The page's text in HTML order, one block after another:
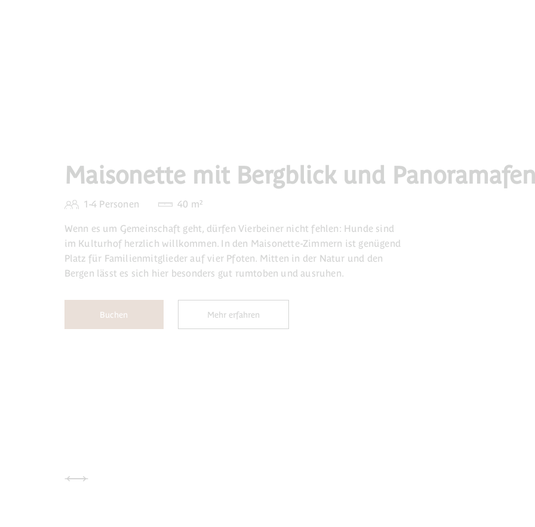
Maisonette mit Bergblick und
1-4 Personen 40 m²
Wenn es um Gemeinschaft geht, dürfen Vierbeiner nicht fehlen: Hunde sind
im Kulturhof herzlich willkommen. In den Maisonette-Zimmern ist genügend
Platz für Familienmitglieder auf vier Pfoten. Mitten in der Natur und den
Bergen lässt es sich hier besonders gut rumtoben und ausruhen.
Buchen Mehr erfahren